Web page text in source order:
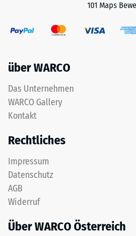
101 Maps
über WARCO
Das Unternehmen
WARCO Gallery
Kontakt
Rechtliches
Impressum
Datenschutz
AGB
Widerruf
Über WARCO Österreich